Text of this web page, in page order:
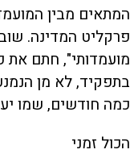
המתאים מבין
פרקליט המדינה.
מועמדותי", חתם את
בתפקיד, לא מן
כמה חודשים, שמו
הכול זמני